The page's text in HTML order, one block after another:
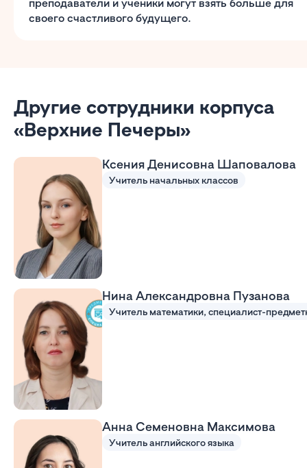
преподаватели и ученики могут взять больше для
своего счастливого будущего.
Другие сотрудники корпуса
«Верхние Печеры»
Ксения Денисовна Шаповалова
Учитель начальных классов
Нина Александровна Пузанова
Учитель математики, специалист-
Анна Семеновна Максимова
Учитель английского языка